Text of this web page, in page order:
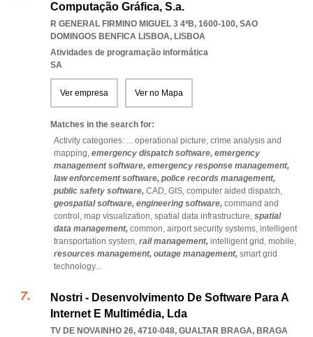
Computação Gráfica, S.a.
R GENERAL FIRMINO MIGUEL 3 4ºB, 1600-100, SAO
DOMINGOS BENFICA LISBOA, LISBOA
Atividades de programação informática
SA
Ver empresa Ver no Mapa
Matches in the search for:
Activity categories: ... operational picture, crime analysis and
mapping, emergency dispatch software, emergency
management software, emergency response management,
law enforcement software, police records management,
public safety software, CAD, GIS, computer aided dispatch,
geospatial software, engineering software, command and
control, map visualization, spatial data infrastructure, spatial
data management, common, airport security systems, intelligent
transportation system, rail management, intelligent grid, mobile,
resources management, outage management, smart grid
technology...
Nostri - Desenvolvimento De Software Para A
Internet E Multimédia, Lda
TV DE NOVAINHO 26, 4710-048, GUALTAR BRAGA, BRAGA